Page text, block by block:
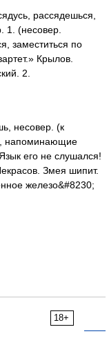
рассядешься,
1. (несовер.
заместиться по
Крылов.
2.
несовер. (к
напоминающие
его не слушался!
Змея шипит.
железо&#8230;
18+